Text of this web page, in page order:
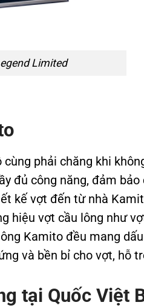
Limited
phải chăng khi
đủ công năng, đảm
kế vợt đến từ nhà
hiệu vợt cầu lông như
Kamito đều mang
và bền bỉ cho vợt, hỗ
tại Quốc Việt